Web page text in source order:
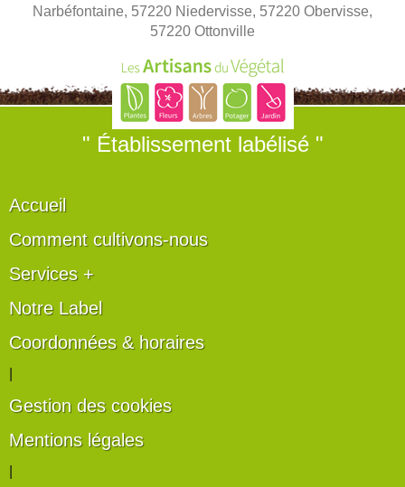
Narbéfontaine, 57220 Niedervisse, 57220 Obervisse,
57220 Ottonville
" Établissement labélisé "
Accueil
Comment cultivons-nous
Services +
Notre Label
Coordonnées & horaires
Gestion des cookies
Mentions légales